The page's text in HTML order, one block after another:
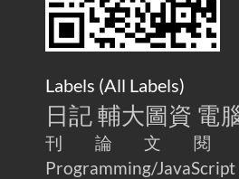
Labels (All Labels)
日記 輔大圖資 電
刊論文閱
Programming/JavaScript